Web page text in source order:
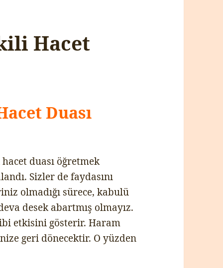
Hacet
Duası
duası öğretmek
Sizler de faydasını
olmadığı sürece, kabulü
desek abartmış olmayız.
etkisini gösterir. Haram
geri dönecektir. O yüzden